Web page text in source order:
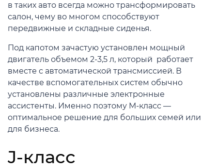
в таких авто всегда можно трансформировать
салон, чему во многом способствуют
передвижные и складные сиденья.
Под капотом зачастую установлен мощный
двигатель объемом 2-3,5 л, который работает
вместе с автоматической трансмиссией. В
качестве вспомогательных систем обычно
установлены различные электронные
ассистенты. Именно поэтому M-класс —
оптимальное решение для больших семей или
для бизнеса.
J-класс